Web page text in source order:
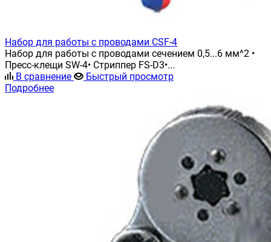
Набор для работы с проводами CSF-4
Набор для работы с проводами сечением 0,5...6 мм^2 •
Пресс-клещи SW-4• Стриппер FS-D3•...
В сравнение
Быстрый просмотр
Подробнее